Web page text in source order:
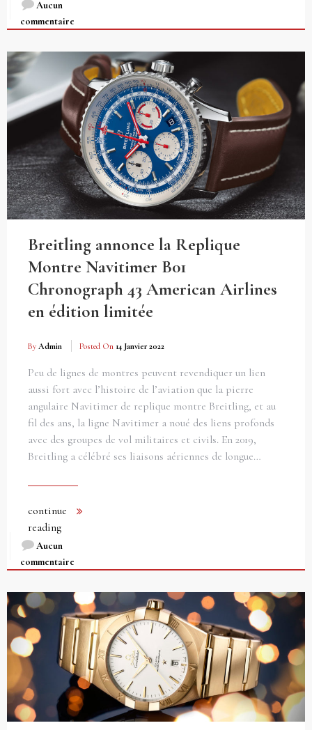
Aucun
commentaire
Breitling annonce la Replique
Montre Navitimer B01
Chronograph 43 American Airlines
en édition limitée
By Admin Posted On 14 Janvier 2022
Peu de lignes de montres peuvent revendiquer un lien
aussi fort avec l’histoire de l’aviation que la pierre
angulaire Navitimer de replique montre Breitling, et au
fil des ans, la ligne Navitimer a noué des liens profonds
avec des groupes de vol militaires et civils. En 2019,
Breitling a célébré ses liaisons aériennes de longue…
continue
reading
Aucun
commentaire